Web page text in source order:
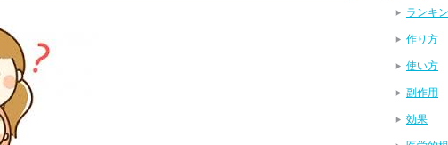
ランキ
作り方
使い方
副作用
効果